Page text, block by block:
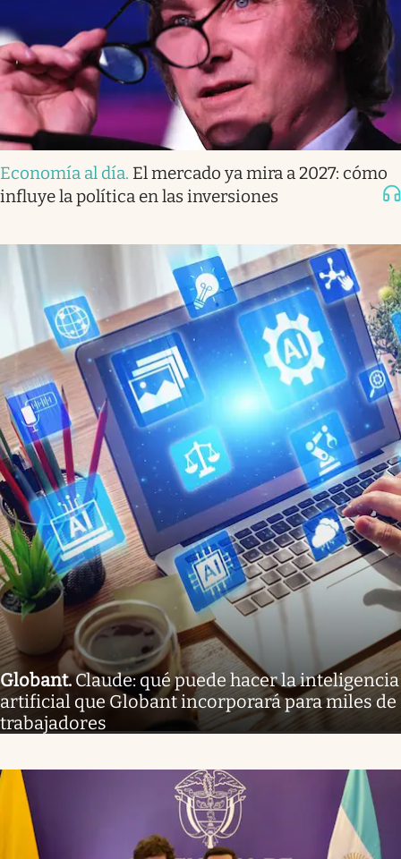
Economía al día. El mercado ya mira a 2027: cómo
influye la política en las inversiones
Globant.Claude: qué puede hacer la inteligencia
artificial que Globant incorporará para miles de
trabajadores